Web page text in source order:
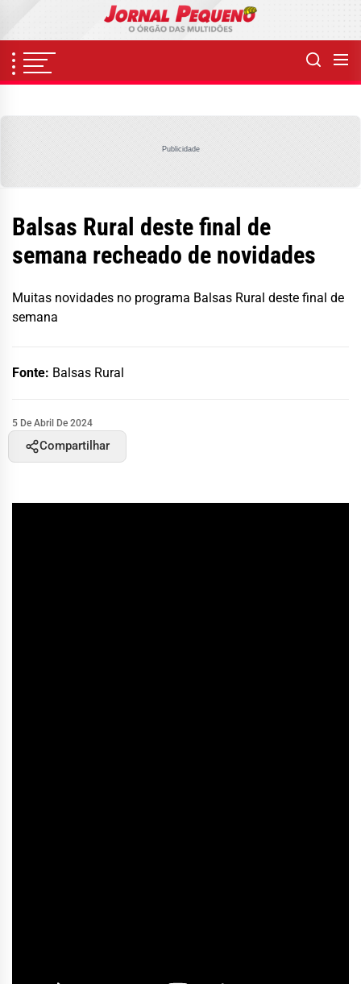
content
Publicidade
Balsas Rural deste final de
semana recheado de novidades
Muitas novidades no programa Balsas Rural deste final de
semana
Fonte: Balsas Rural
5 De Abril De 2024
Compartilhar